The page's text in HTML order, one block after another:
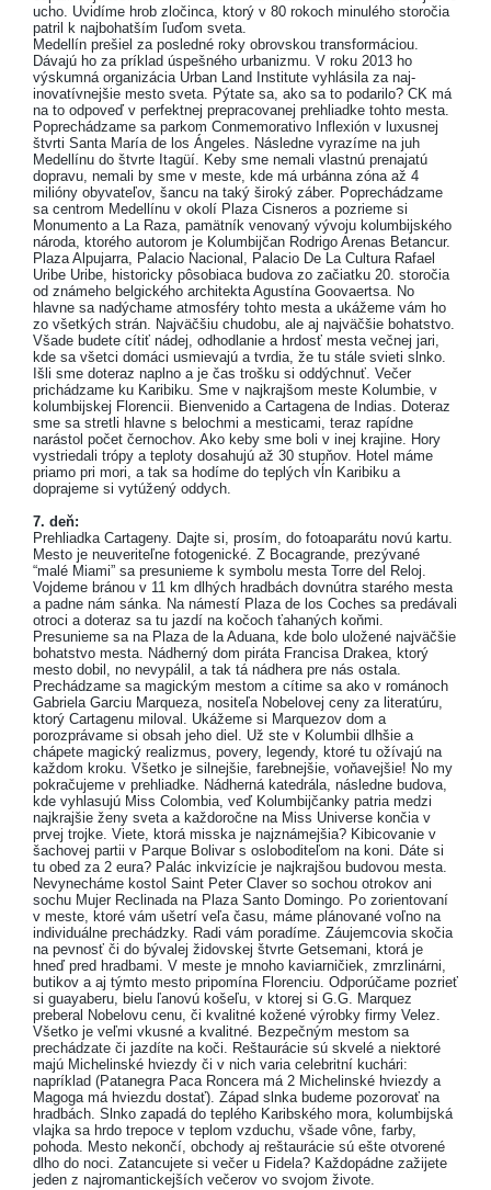
ucho. Uvidíme hrob zločinca, ktorý v 80 rokoch minulého storočia
patril k najbohatším ľuďom sveta.
Medellín prešiel za posledné roky obrovskou transformáciou.
Dávajú ho za príklad úspešného urbanizmu. V roku 2013 ho
výskumná organizácia Urban Land Institute vyhlásila za naj­
inovatívnejšie mesto sveta. Pýtate sa, ako sa to podarilo? CK má
na to odpoveď v perfektnej prepracovanej prehliadke tohto mesta.
Poprechádzame sa parkom Conmemorativo Inflexión v luxusnej
štvrti Santa María de los Ángeles. Následne vyrazíme na juh
Medellínu do štvrte Itagüí. Keby sme nemali vlastnú prenajatú
dopravu, nemali by sme v meste, kde má urbánna zóna až 4
milióny obyvateľov, šancu na taký široký záber. Poprechádzame
sa centrom Medellínu v okolí Plaza Cisneros a pozrieme si
Monumento a La Raza, pamätník venovaný vývoju kolumbijského
národa, ktorého autorom je Kolumbijčan Rodrigo Arenas Betancur.
Plaza Alpujarra, Palacio Nacional, Palacio De La Cultura Rafael
Uribe Uribe, historicky pôsobiaca budova zo začiatku 20. storočia
od známeho belgického architekta Agustína Goovaertsa. No
hlavne sa nadýchame atmosféry tohto mesta a ukážeme vám ho
zo všetkých strán. Najväčšiu chudobu, ale aj najväčšie bohatstvo.
Všade budete cítiť nádej, odhodlanie a hrdosť mesta večnej jari,
kde sa všetci domáci usmievajú a tvrdia, že tu stále svieti slnko.
Išli sme doteraz naplno a je čas trošku si oddýchnuť. Večer
prichádzame ku Karibiku. Sme v najkrajšom meste Kolumbie, v
kolumbijskej Florencii. Bienvenido a Cartagena de Indias. Doteraz
sme sa stretli hlavne s belochmi a mesticami, teraz rapídne
narástol počet černochov. Ako keby sme boli v inej krajine. Hory
vystriedali trópy a teploty dosahujú až 30 stupňov. Hotel máme
priamo pri mori, a tak sa hodíme do teplých vĺn Karibiku a
doprajeme si vytúžený oddych.
7. deň:
Prehliadka Cartageny. Dajte si, prosím, do fotoaparátu novú kartu.
Mesto je neuveriteľne fotogenické. Z Bocagrande, prezývané
“malé Miami” sa presunieme k symbolu mesta Torre del Reloj.
Vojdeme bránou v 11 km dlhých hradbách dovnútra starého mesta
a padne nám sánka. Na námestí Plaza de los Coches sa predávali
otroci a doteraz sa tu jazdí na kočoch ťahaných koňmi.
Presunieme sa na Plaza de la Aduana, kde bolo uložené najväčšie
bohatstvo mesta. Nádherný dom piráta Francisa Drakea, ktorý
mesto dobil, no nevypálil, a tak tá nádhera pre nás ostala.
Prechádzame sa magickým mestom a cítime sa ako v románoch
Gabriela Garciu Marqueza, nositeľa Nobelovej ceny za literatúru,
ktorý Cartagenu miloval. Ukážeme si Marquezov dom a
porozprávame si obsah jeho diel. Už ste v Kolumbii dlhšie a
chápete magický realizmus, povery, legendy, ktoré tu ožívajú na
každom kroku. Všetko je silnejšie, farebnejšie, voňavejšie! No my
pokračujeme v prehliadke. Nádherná katedrála, následne budova,
kde vyhlasujú Miss Colombia, veď Kolumbijčanky patria medzi
najkrajšie ženy sveta a každoročne na Miss Universe končia v
prvej trojke. Viete, ktorá misska je najznámejšia? Kibicovanie v
šachovej partii v Parque Bolivar s osloboditeľom na koni. Dáte si
tu obed za 2 eura? Palác inkvizície je najkrajšou budovou mesta.
Nevynecháme kostol Saint Peter Claver so sochou otrokov ani
sochu Mujer Reclinada na Plaza Santo Domingo. Po zorientovaní
v meste, ktoré vám ušetrí veľa času, máme plánované voľno na
individuálne prechádzky. Radi vám poradíme. Záujemcovia skočia
na pevnosť či do bývalej židovskej štvrte Getsemani, ktorá je
hneď pred hradbami. V meste je mnoho kaviarničiek, zmrzlinárni,
butikov a aj týmto mesto pripomína Florenciu. Odporúčame pozrieť
si guayaberu, bielu ľanovú košeľu, v ktorej si G.G. Marquez
preberal Nobelovu cenu, či kvalitné kožené výrobky firmy Velez.
Všetko je veľmi vkusné a kvalitné. Bezpečným mestom sa
prechádzate či jazdíte na koči. Reštaurácie sú skvelé a niektoré
majú Michelinské hviezdy či v nich varia celebritní kuchári:
napríklad (Patanegra Paca Roncera má 2 Michelinské hviezdy a
Magoga má hviezdu dostať). Západ slnka budeme pozorovať na
hradbách. Slnko zapadá do teplého Karibského mora, kolumbijská
vlajka sa hrdo trepoce v teplom vzduchu, všade vône, farby,
pohoda. Mesto nekončí, obchody aj reštaurácie sú ešte otvorené
dlho do noci. Zatancujete si večer u Fidela? Každopádne zažijete
jeden z najromantickejších večerov vo svojom živote.